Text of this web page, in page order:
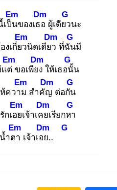
เป็น
Em
ของเธอ
Dm
ผู้เดียว
G
นะ
งเกี่ยว
Em
นิดเดียว
Dm
ที่ฉัน
G
มี
ต่
Em
ขอเพียง
Dm
ให้เธอนั้
G
น
ความ
Em
สำคัญ
Dm
ต่อกัน
G
กเอย
Em
เจ้าเคย
Dm
เรียกหา
G
น้ำตา
Em
เจ้าเอย
Dm
..
G